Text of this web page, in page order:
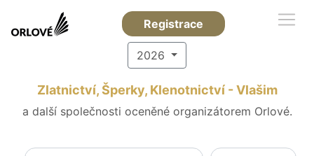
Registrace
2026
Zlatnictví, Šperky, Klenotnictví - Vlašim
a další společnosti oceněné organizátorem Orlové.